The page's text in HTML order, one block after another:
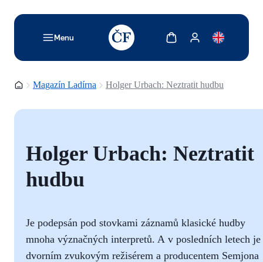
Menu
TODO: Add description for reader
Zobrazit košíkZobrazit můj účet
Domovská stránka
Magazín Ladírna Holger Urbach: Neztratit hudbu
Holger Urbach: Neztratit
hudbu
Je podepsán pod stovkami záznamů klasické hudby
mnoha význačných interpretů. A v posledních letech je
dvorním zvukovým režisérem a producentem Semjona